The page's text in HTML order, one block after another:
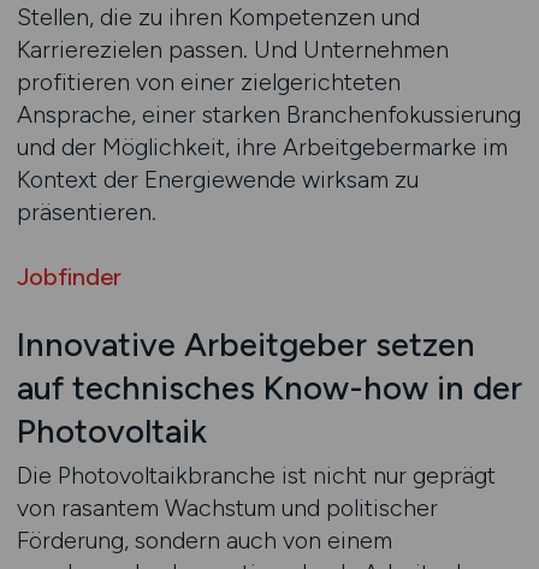
Stellen, die zu ihren Kompetenzen und
Karrierezielen passen. Und Unternehmen
profitieren von einer zielgerichteten
Ansprache, einer starken Branchenfokussierung
und der Möglichkeit, ihre Arbeitgebermarke im
Kontext der Energiewende wirksam zu
präsentieren.
Jobfinder
Innovative Arbeitgeber setzen
auf technisches Know-how in der
Photovoltaik
Die Photovoltaikbranche ist nicht nur geprägt
von rasantem Wachstum und politischer
Förderung, sondern auch von einem